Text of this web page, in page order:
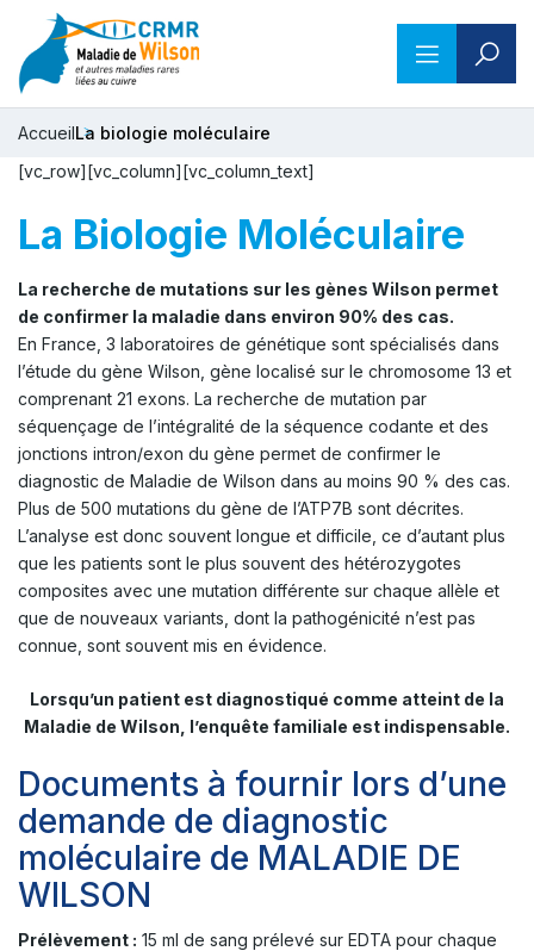
AccueilLa biologie moléculaire
[vc_row][vc_column][vc_column_text]
La Biologie Moléculaire
La recherche de mutations sur les gènes Wilson permet
de confirmer la maladie dans environ 90% des cas.
En France, 3 laboratoires de génétique sont spécialisés dans
l’étude du gène Wilson, gène localisé sur le chromosome 13 et
comprenant 21 exons. La recherche de mutation par
séquençage de l’intégralité de la séquence codante et des
jonctions intron/exon du gène permet de confirmer le
diagnostic de Maladie de Wilson dans au moins 90 % des cas.
Plus de 500 mutations du gène de l’ATP7B sont décrites.
L’analyse est donc souvent longue et difficile, ce d’autant plus
que les patients sont le plus souvent des hétérozygotes
composites avec une mutation différente sur chaque allèle et
que de nouveaux variants, dont la pathogénicité n’est pas
connue, sont souvent mis en évidence.
Lorsqu’un patient est diagnostiqué comme atteint de la
Maladie de Wilson, l’enquête familiale est indispensable.
Documents à fournir lors d’une
demande de diagnostic
moléculaire de MALADIE DE
WILSON
Prélèvement : 15 ml de sang prélevé sur EDTA pour chaque